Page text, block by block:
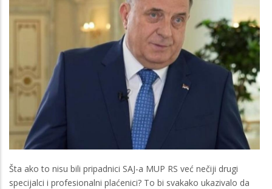
Šta ako to nisu bili pripadnici SAJ-a MUP RS već nečiji drugi
specijalci i profesionalni plaćenici? To bi svakako ukazivalo da